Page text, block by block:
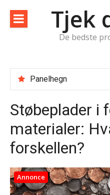
indhold
Tjek
De bedste
Panelhegn
Støbeplader i
materialer:
forskellen?
Annonce